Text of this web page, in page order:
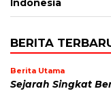
Indonesia
BERITA
Berita Utama
Sejarah Singkat